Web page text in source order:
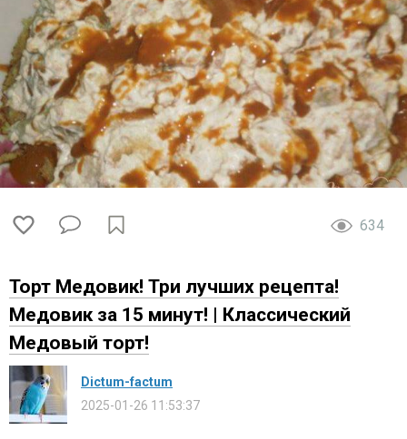
634
Торт Медовик! Три лучших рецепта!
Медовик за 15 минут! | Классический
Медовый торт!
Dictum-factum
2025-01-26 11:53:37